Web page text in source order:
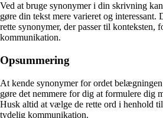
Ved at bruge synonymer i din skrivning
gøre din tekst mere varieret og
rette synonymer, der passer til konteksten,
kommunikation.
Opsummering
At kende synonymer for ordet
gøre det nemmere for dig at formulere dig
Husk altid at vælge de rette ord i henhold
tydelig kommunikation.